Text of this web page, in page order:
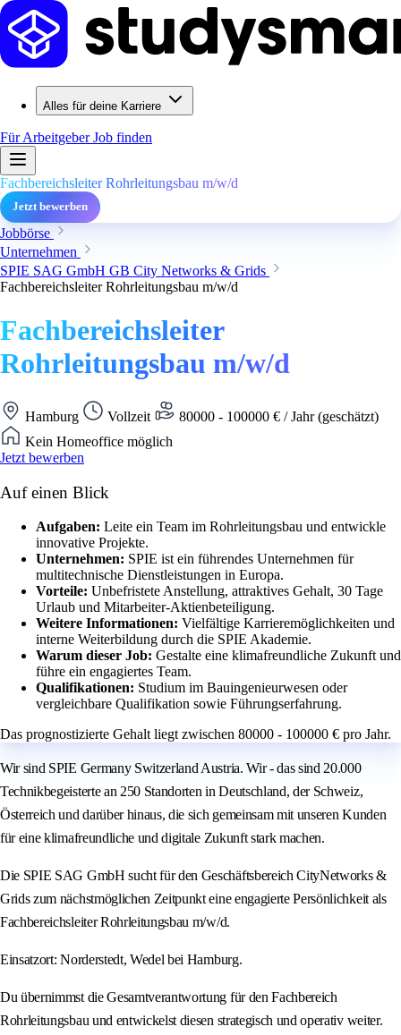
Alles für deine Karriere
Für ArbeitgeberJob finden
Fachbereichsleiter Rohrleitungsbau m/w/d
Jetzt bewerben
Jobbörse
Unternehmen
SPIE SAG GmbH GB City Networks & Grids
Fachbereichsleiter Rohrleitungsbau m/w/d
Fachbereichsleiter
Rohrleitungsbau m/w/d
Hamburg Vollzeit
80000 - 100000 € / Jahr (geschätzt)
Kein Homeoffice möglich
Jetzt bewerben
Auf einen Blick
Aufgaben: Leite ein Team im Rohrleitungsbau und entwickle
innovative Projekte.
Unternehmen: SPIE ist ein führendes Unternehmen für
multitechnische Dienstleistungen in Europa.
Vorteile: Unbefristete Anstellung, attraktives Gehalt, 30 Tage
Urlaub und Mitarbeiter-Aktienbeteiligung.
Weitere Informationen: Vielfältige Karrieremöglichkeiten und
interne Weiterbildung durch die SPIE Akademie.
Warum dieser Job: Gestalte eine klimafreundliche Zukunft und
führe ein engagiertes Team.
Qualifikationen: Studium im Bauingenieurwesen oder
vergleichbare Qualifikation sowie Führungserfahrung.
Das prognostizierte Gehalt liegt zwischen 80000 - 100000 € pro Jahr.
Wir sind SPIE Germany Switzerland Austria. Wir - das sind 20.000
Technikbegeisterte an 250 Standorten in Deutschland, der Schweiz,
Österreich und darüber hinaus, die sich gemeinsam mit unseren Kunden
für eine klimafreundliche und digitale Zukunft stark machen.
Die SPIE SAG GmbH sucht für den Geschäftsbereich CityNetworks &
Grids zum nächstmöglichen Zeitpunkt eine engagierte Persönlichkeit als
Fachbereichsleiter Rohrleitungsbau m/w/d.
Einsatzort: Norderstedt, Wedel bei Hamburg.
Du übernimmst die Gesamtverantwortung für den Fachbereich
Rohrleitungsbau und entwickelst diesen strategisch und operativ weiter.